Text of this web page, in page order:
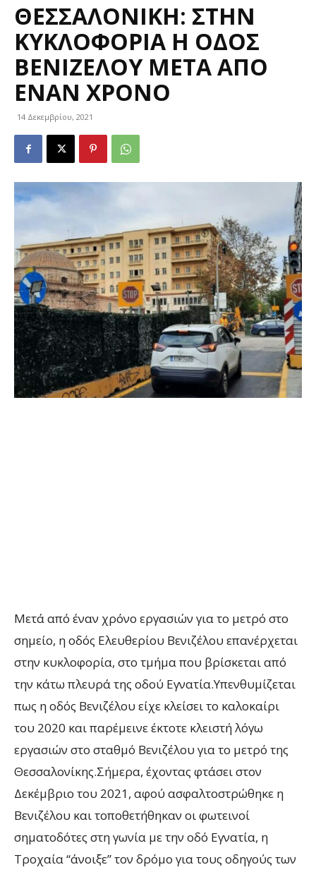
ΘΕΣΣΑΛΟΝΊΚΗ: ΣΤΗΝ
ΚΥΚΛΟΦΟΡΊΑ Η ΟΔΌΣ
ΒΕΝΙΖΈΛΟΥ ΜΕΤΆ ΑΠΌ
ΈΝΑΝ ΧΡΌΝΟ
14 Δεκεμβρίου, 2021
Μετά από έναν χρόνο εργασιών για το μετρό στο
σημείο, η οδός Ελευθερίου Βενιζέλου επανέρχεται
στην κυκλοφορία, στο τμήμα που βρίσκεται από
την κάτω πλευρά της οδού Εγνατία.Υπενθυμίζεται
πως η οδός Βενιζέλου είχε κλείσει το καλοκαίρι
του 2020 και παρέμεινε έκτοτε κλειστή λόγω
εργασιών στο σταθμό Βενιζέλου για το μετρό της
Θεσσαλονίκης.Σήμερα, έχοντας φτάσει στον
Δεκέμβριο του 2021, αφού ασφαλτοστρώθηκε η
Βενιζέλου και τοποθετήθηκαν οι φωτεινοί
σηματοδότες στη γωνία με την οδό Εγνατία, η
Τροχαία “άνοιξε” τον δρόμο για τους οδηγούς των